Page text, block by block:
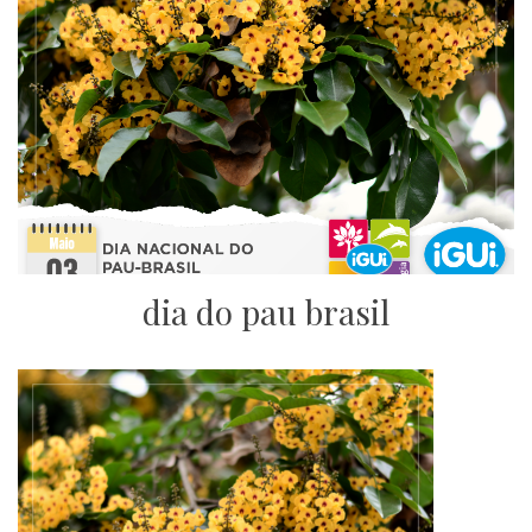
dia do pau brasil